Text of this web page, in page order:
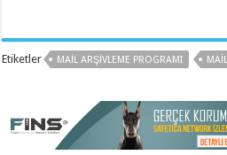
Etiketler MAIL ARŞIVLEME PROGRAMI